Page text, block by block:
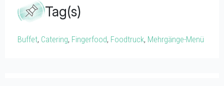
Tag(s)
Buffet, Catering, Fingerfood, Foodtruck, Mehrgänge-Menü